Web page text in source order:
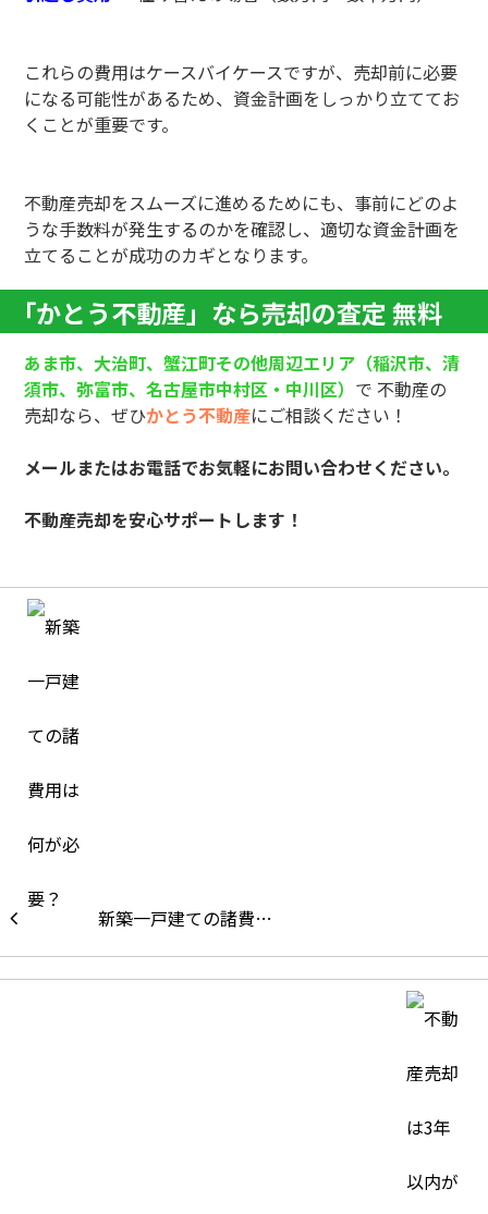
これらの費用はケースバイケースですが、売却前に必要
になる可能性があるため、資金計画をしっかり立ててお
くことが重要です。
不動産売却をスムーズに進めるためにも、事前にどのよ
うな手数料が発生するのかを確認し、適切な資金計画を
立てることが成功のカギとなります。
「かとう不動産」なら売却の査定 無料
あま市、大治町、蟹江町その他周辺エリア（稲沢市、清
須市、弥富市、名古屋市中村区・中川区） で 不動産の
売却なら、ぜひかとう不動産にご相談ください！
メールまたはお電話でお気軽にお問い合わせください。
不動産売却を安心サポートします！
新築一戸建ての諸費…